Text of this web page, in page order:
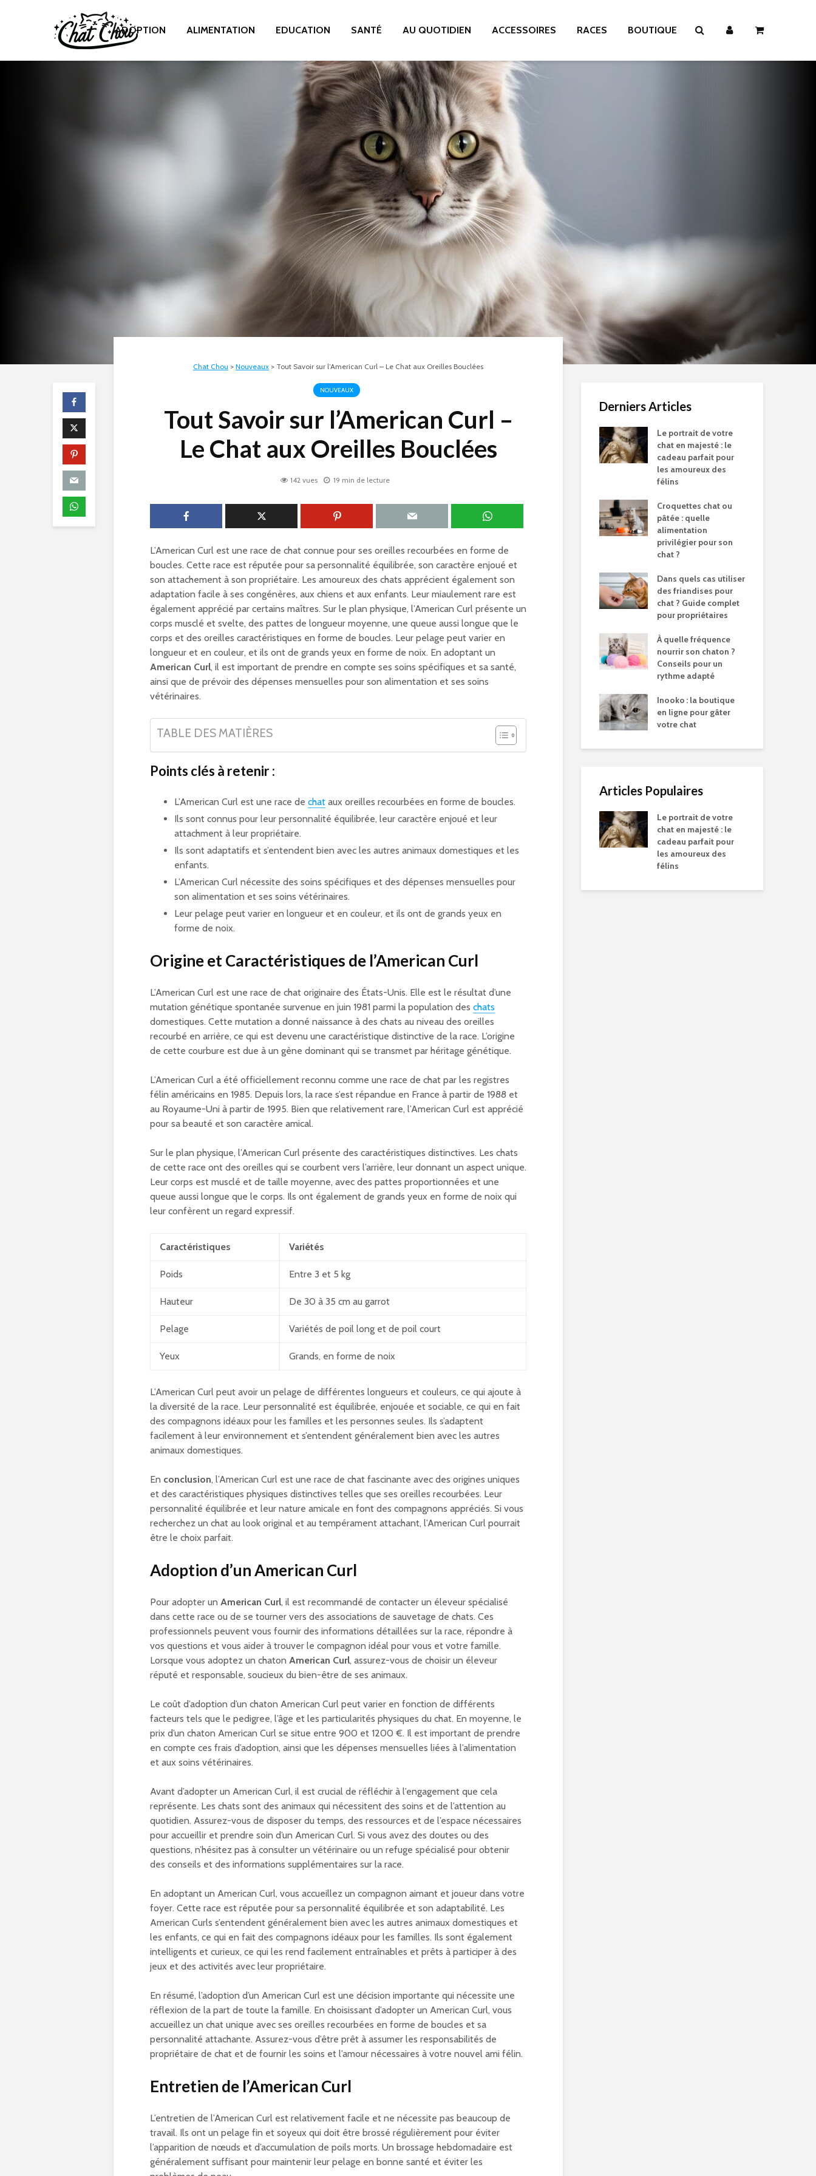
ADOPTION ALIMENTATION EDUCATION SANTÉ AU QUOTIDIEN ACCESSOIRES RACES BOUTIQUE
Chat Chou > Nouveaux > Tout Savoir sur l’American Curl – Le Chat aux Oreilles Bouclées
NOUVEAUX
Tout Savoir sur l’American Curl –
Le Chat aux Oreilles Bouclées
142 vues 19 min de lecture
L’American Curl est une race de chat connue pour ses oreilles recourbées en forme de
boucles. Cette race est réputée pour sa personnalité équilibrée, son caractère enjoué et
son attachement à son propriétaire. Les amoureux des chats apprécient également son
adaptation facile à ses congénères, aux chiens et aux enfants. Leur miaulement rare est
également apprécié par certains maîtres. Sur le plan physique, l’American Curl présente un
corps musclé et svelte, des pattes de longueur moyenne, une queue aussi longue que le
corps et des oreilles caractéristiques en forme de boucles. Leur pelage peut varier en
longueur et en couleur, et ils ont de grands yeux en forme de noix. En adoptant un
American Curl, il est important de prendre en compte ses soins spécifiques et sa santé,
ainsi que de prévoir des dépenses mensuelles pour son alimentation et ses soins
vétérinaires.
TABLE DES MATIÈRES
Points clés à retenir :
L’American Curl est une race de chat aux oreilles recourbées en forme de boucles.
Ils sont connus pour leur personnalité équilibrée, leur caractère enjoué et leur
attachment à leur propriétaire.
Ils sont adaptatifs et s’entendent bien avec les autres animaux domestiques et les
enfants.
L’American Curl nécessite des soins spécifiques et des dépenses mensuelles pour
son alimentation et ses soins vétérinaires.
Leur pelage peut varier en longueur et en couleur, et ils ont de grands yeux en
forme de noix.
Origine et Caractéristiques de l’American Curl
L’American Curl est une race de chat originaire des États-Unis. Elle est le résultat d’une
mutation génétique spontanée survenue en juin 1981 parmi la population des chats
domestiques. Cette mutation a donné naissance à des chats au niveau des oreilles
recourbé en arrière, ce qui est devenu une caractéristique distinctive de la race. L’origine
de cette courbure est due à un gène dominant qui se transmet par héritage génétique.
L’American Curl a été officiellement reconnu comme une race de chat par les registres
félin américains en 1985. Depuis lors, la race s’est répandue en France à partir de 1988 et
au Royaume-Uni à partir de 1995. Bien que relativement rare, l’American Curl est apprécié
pour sa beauté et son caractère amical.
Sur le plan physique, l’American Curl présente des caractéristiques distinctives. Les chats
de cette race ont des oreilles qui se courbent vers l’arrière, leur donnant un aspect unique.
Leur corps est musclé et de taille moyenne, avec des pattes proportionnées et une
queue aussi longue que le corps. Ils ont également de grands yeux en forme de noix qui
leur confèrent un regard expressif.
Caractéristiques Variétés
Poids Entre 3 et 5 kg
Hauteur De 30 à 35 cm au garrot
Pelage Variétés de poil long et de poil court
Yeux Grands, en forme de noix
L’American Curl peut avoir un pelage de différentes longueurs et couleurs, ce qui ajoute à
la diversité de la race. Leur personnalité est équilibrée, enjouée et sociable, ce qui en fait
des compagnons idéaux pour les familles et les personnes seules. Ils s’adaptent
facilement à leur environnement et s’entendent généralement bien avec les autres
animaux domestiques.
En conclusion, l’American Curl est une race de chat fascinante avec des origines uniques
et des caractéristiques physiques distinctives telles que ses oreilles recourbées. Leur
personnalité équilibrée et leur nature amicale en font des compagnons appréciés. Si vous
recherchez un chat au look original et au tempérament attachant, l’American Curl pourrait
être le choix parfait.
Adoption d’un American Curl
Pour adopter un American Curl, il est recommandé de contacter un éleveur spécialisé
dans cette race ou de se tourner vers des associations de sauvetage de chats. Ces
professionnels peuvent vous fournir des informations détaillées sur la race, répondre à
vos questions et vous aider à trouver le compagnon idéal pour vous et votre famille.
Lorsque vous adoptez un chaton American Curl, assurez-vous de choisir un éleveur
réputé et responsable, soucieux du bien-être de ses animaux.
Le coût d’adoption d’un chaton American Curl peut varier en fonction de différents
facteurs tels que le pedigree, l’âge et les particularités physiques du chat. En moyenne, le
prix d’un chaton American Curl se situe entre 900 et 1200 €. Il est important de prendre
en compte ces frais d’adoption, ainsi que les dépenses mensuelles liées à l’alimentation
et aux soins vétérinaires.
Avant d’adopter un American Curl, il est crucial de réfléchir à l’engagement que cela
représente. Les chats sont des animaux qui nécessitent des soins et de l’attention au
quotidien. Assurez-vous de disposer du temps, des ressources et de l’espace nécessaires
pour accueillir et prendre soin d’un American Curl. Si vous avez des doutes ou des
questions, n’hésitez pas à consulter un vétérinaire ou un refuge spécialisé pour obtenir
des conseils et des informations supplémentaires sur la race.
En adoptant un American Curl, vous accueillez un compagnon aimant et joueur dans votre
foyer. Cette race est réputée pour sa personnalité équilibrée et son adaptabilité. Les
American Curls s’entendent généralement bien avec les autres animaux domestiques et
les enfants, ce qui en fait des compagnons idéaux pour les familles. Ils sont également
intelligents et curieux, ce qui les rend facilement entraînables et prêts à participer à des
jeux et des activités avec leur propriétaire.
En résumé, l’adoption d’un American Curl est une décision importante qui nécessite une
réflexion de la part de toute la famille. En choisissant d’adopter un American Curl, vous
accueillez un chat unique avec ses oreilles recourbées en forme de boucles et sa
personnalité attachante. Assurez-vous d’être prêt à assumer les responsabilités de
propriétaire de chat et de fournir les soins et l’amour nécessaires à votre nouvel ami félin.
Entretien de l’American Curl
L’entretien de l’American Curl est relativement facile et ne nécessite pas beaucoup de
travail. Ils ont un pelage fin et soyeux qui doit être brossé régulièrement pour éviter
l’apparition de nœuds et d’accumulation de poils morts. Un brossage hebdomadaire est
généralement suffisant pour maintenir leur pelage en bonne santé et éviter les
Derniers Articles
Le portrait de votre
chat en majesté : le
cadeau parfait pour
les amoureux des
félins
Croquettes chat ou
pâtée : quelle
alimentation
privilégier pour son
chat ?
Dans quels cas utiliser
des friandises pour
chat ? Guide complet
pour propriétaires
À quelle fréquence
nourrir son chaton ?
Conseils pour un
rythme adapté
Inooko : la boutique
en ligne pour gâter
votre chat
Articles Populaires
Le portrait de votre
chat en majesté : le
cadeau parfait pour
les amoureux des
félins